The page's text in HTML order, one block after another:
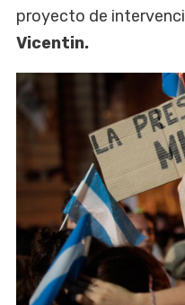
proyecto de
Vicentin.